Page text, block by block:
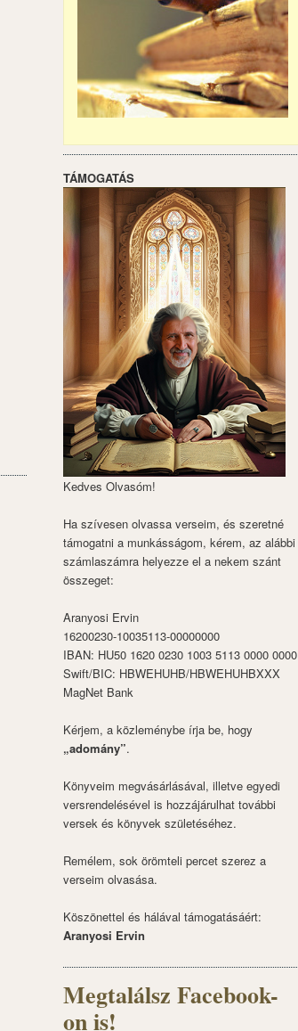
TÁMOGATÁS
Kedves Olvasóm!
Ha szívesen olvassa verseim, és szeretné
támogatni a munkásságom, kérem, az alábbi
számlaszámra helyezze el a nekem szánt
összeget:
Aranyosi Ervin
16200230-10035113-00000000
IBAN: HU50 1620 0230 1003 5113 0000 0000
Swift/BIC: HBWEHUHB/HBWEHUHBXXX
MagNet Bank
Kérjem, a közleménybe írja be, hogy
„adomány”.
Könyveim megvásárlásával, illetve egyedi
versrendelésével is hozzájárulhat további
versek és könyvek születéséhez.
Remélem, sok örömteli percet szerez a
verseim olvasása.
Köszönettel és hálával támogatásáért:
Aranyosi Ervin
Megtalálsz Facebook-
on is!